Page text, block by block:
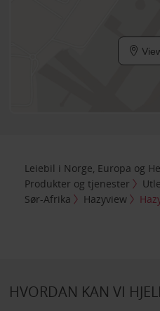
Leiebil i Norge, Europa og
Produkter og tjenester
Sør-Afrika
Hazyview
HVORDAN KAN VI